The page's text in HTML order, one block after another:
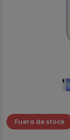
Fuera de stock